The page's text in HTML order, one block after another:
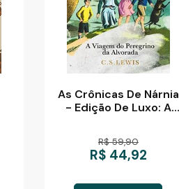
As Crônicas De Nárnia
- Edição De Luxo: A
R$ 59,90
R$ 44,92